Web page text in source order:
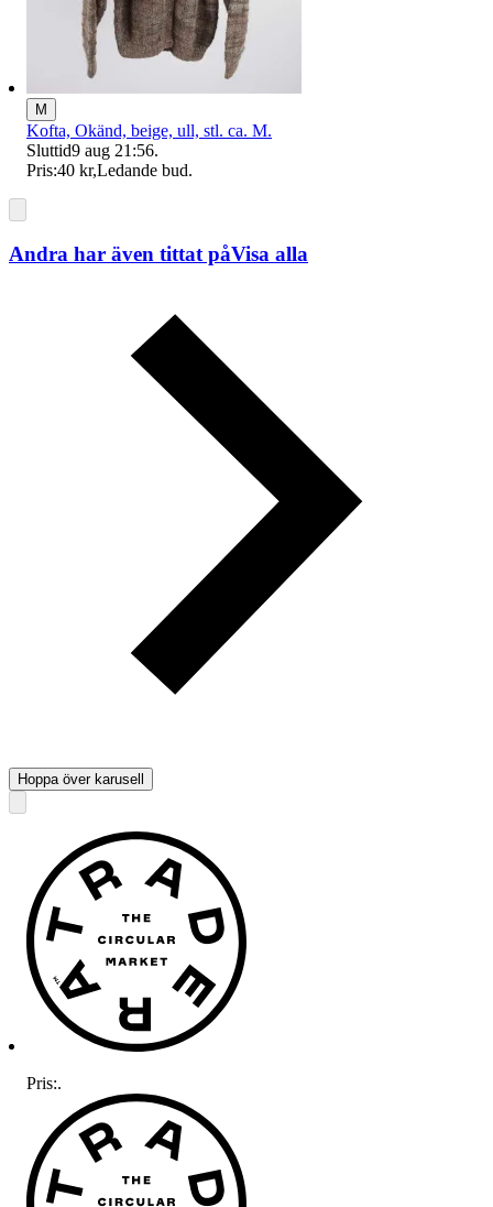
M
Kofta, Okänd, beige, ull, stl. ca. M.
Sluttid9 aug 21:56.
Pris:40 kr,Ledande bud.
Andra har även tittat påVisa alla
Hoppa över karusell
Pris:.